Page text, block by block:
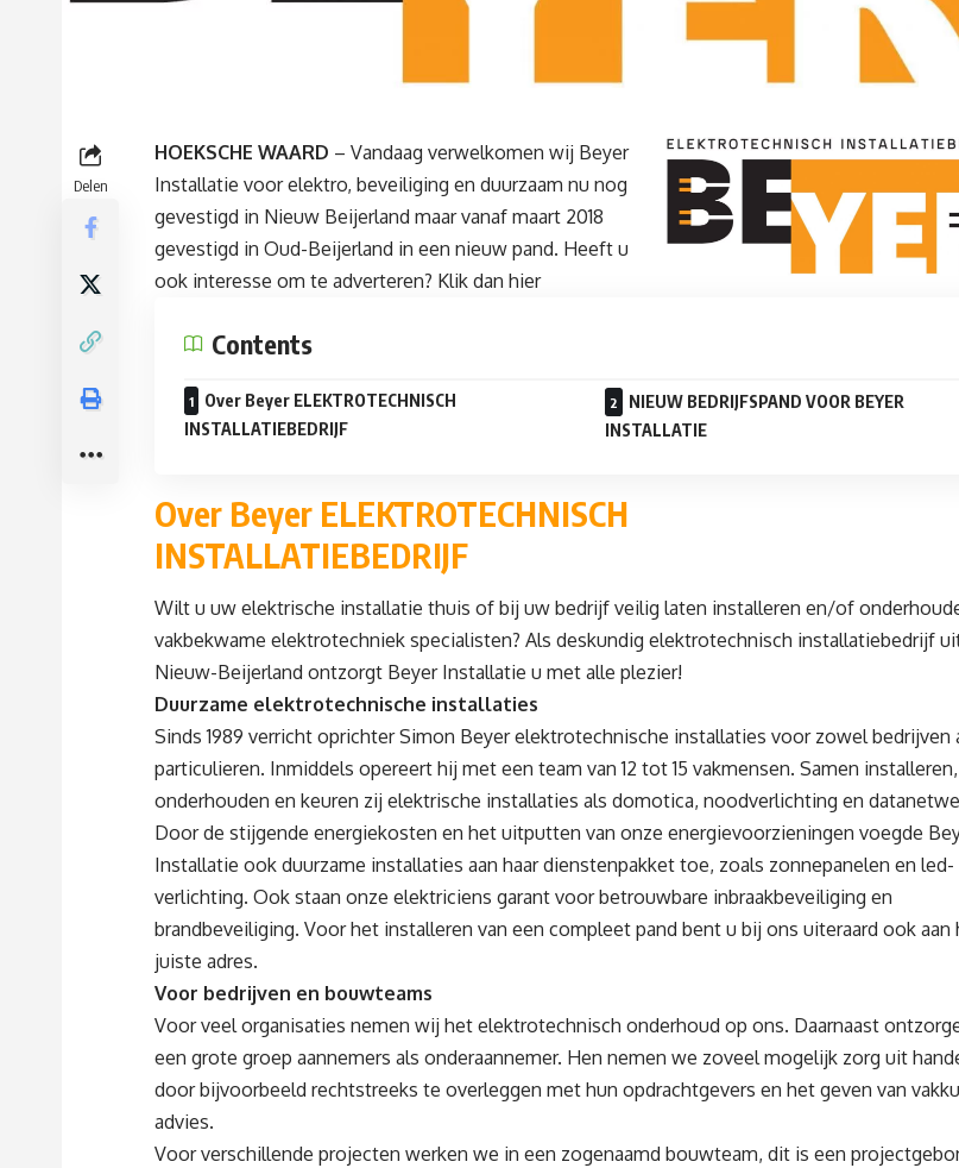
Delen
HOEKSCHE WAARD – Vandaag verwelkomen wij Beyer
Installatie voor elektro, beveiliging en duurzaam nu nog
gevestigd in Nieuw Beijerland maar vanaf maart 2018
gevestigd in Oud-Beijerland in een nieuw pand. Heeft u
ook interesse om te adverteren? Klik dan hier
Contents
Over Beyer ELEKTROTECHNISCH
INSTALLATIEBEDRIJF
NIEUW BEDRIJFSPAND VOOR BEYER
INSTALLATIE
Over Beyer ELEKTROTECHNISCH
INSTALLATIEBEDRIJF
Wilt u uw elektrische installatie thuis of bij uw bedrijf veilig laten installeren en/of
vakbekwame elektrotechniek specialisten? Als deskundig elektrotechnisch installatiebedrijf
Nieuw-Beijerland ontzorgt Beyer Installatie u met alle plezier!
Duurzame elektrotechnische installaties
Sinds 1989 verricht oprichter Simon Beyer elektrotechnische installaties voor zowel bedrijven
particulieren. Inmiddels opereert hij met een team van 12 tot 15 vakmensen. Samen installeren,
onderhouden en keuren zij elektrische installaties als domotica, noodverlichting en
Door de stijgende energiekosten en het uitputten van onze energievoorzieningen voegde
Installatie ook duurzame installaties aan haar dienstenpakket toe, zoals zonnepanelen en led-
verlichting. Ook staan onze elektriciens garant voor betrouwbare inbraakbeveiliging en
brandbeveiliging. Voor het installeren van een compleet pand bent u bij ons uiteraard ook aan
juiste adres.
Voor bedrijven en bouwteams
Voor veel organisaties nemen wij het elektrotechnisch onderhoud op ons. Daarnaast
een grote groep aannemers als onderaannemer. Hen nemen we zoveel mogelijk zorg uit
door bijvoorbeeld rechtstreeks te overleggen met hun opdrachtgevers en het geven van
advies.
Voor verschillende projecten werken we in een zogenaamd bouwteam, dit is een